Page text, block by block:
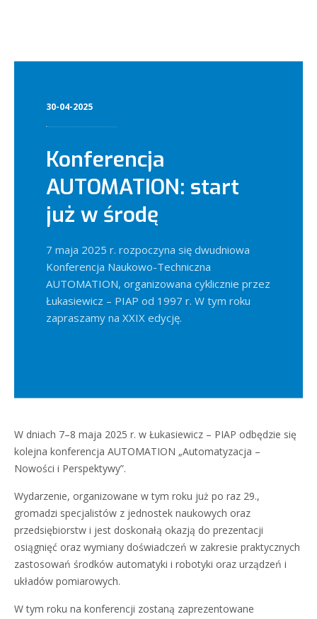
30-04-2025
Konferencja
AUTOMATION: start
już w środę
7 maja 2025 r. rozpoczyna się dwudniowa
Konferencja Naukowo-Techniczna
AUTOMATION, organizowana cyklicznie przez
Łukasiewicz – PIAP od 1997 r. W tym roku
zapraszamy na XXIX edycję.
W dniach 7–8 maja 2025 r. w Łukasiewicz – PIAP odbędzie się
kolejna konferencja AUTOMATION „Automatyzacja –
Nowości i Perspektywy”.
Wydarzenie, organizowane w tym roku już po raz 29.,
gromadzi specjalistów z jednostek naukowych oraz
przedsiębiorstw i jest doskonałą okazją do prezentacji
osiągnięć oraz wymiany doświadczeń w zakresie praktycznych
zastosowań środków automatyki i robotyki oraz urządzeń i
układów pomiarowych.
W tym roku na konferencji zostaną zaprezentowane